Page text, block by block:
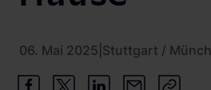
06. Mai 2025 Stuttgart /